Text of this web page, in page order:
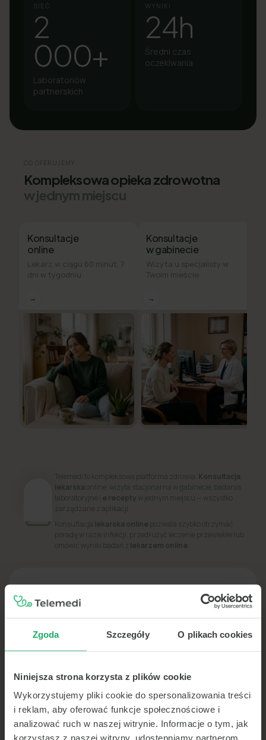
Zgoda Szczegóły O plikach cookies
Niniejsza strona korzysta z plików cookie
Wykorzystujemy pliki cookie do spersonalizowania treści
i reklam, aby oferować funkcje społecznościowe i
analizować ruch w naszej witrynie. Informacje o tym, jak
korzystasz z naszej witryny, udostępniamy partnerom
SIEĆ
2
000+
Laboratoriów
partnerskich
WYNIKI
24h
Średni czas
oczekiwania
CO OFERUJEMY
Kompleksowa opieka zdrowotna
w jednym miejscu
Konsultacje
online
Lekarz w ciągu 60 minut, 7
dni w tygodniu
→
Konsultacje
w gabinecie
Wizyta u specjalisty w
Twoim mieście
→
Telemedi to kompleksowa platforma zdrowia. Konsultacja
lekarskaonline, wizyta stacjonarna w gabinecie, badania
laboratoryjne i e recepty w jednym miejscu — wszystko
zarządzane z aplikacji.
Konsultacja lekarska online pozwala szybko otrzymać
poradę w razie infekcji, przedłużyć leczenie przewlekłe lub
omówić wyniki badań z lekarzem online